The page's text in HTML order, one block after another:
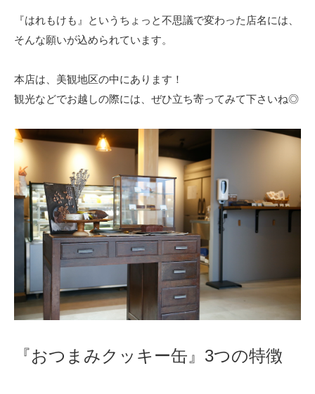
『はれもけも』というちょっと不思議で変わった店名には、
そんな願いが込められています。
本店は、美観地区の中にあります！
観光などでお越しの際には、ぜひ立ち寄ってみて下さいね◎
『おつまみクッキー缶』3つの特徴